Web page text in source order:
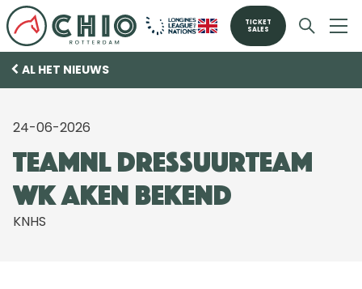
TICKET
SALES
AL HET NIEUWS
24-06-2026
TeamNL dressuurteam
WK Aken bekend
KNHS